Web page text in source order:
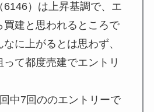
）は上昇基調で、エ
買建と思われるところで
に上がるとは思わず、
て都度売建でエントリ
中7回ののエントリーで